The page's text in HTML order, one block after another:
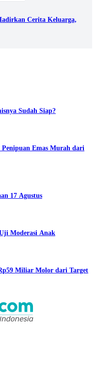
Cerita Keluarga,
Sudah Siap?
Emas Murah dari
17 Agustus
Moderasi Anak
Miliar Molor dari Target